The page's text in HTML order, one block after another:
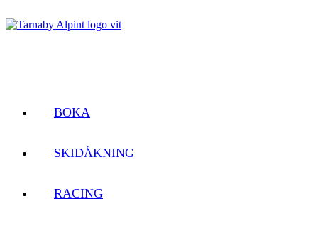
BOKA
SKIDÅKNING
RACING